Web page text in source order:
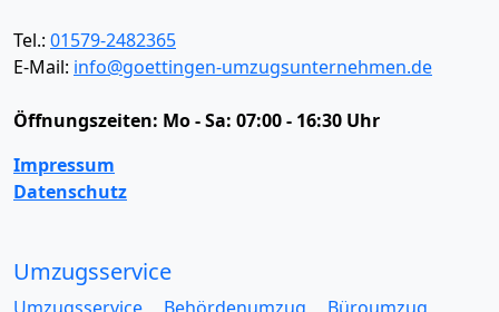
Tel.: 01579-2482365
E-Mail: info@goettingen-umzugsunternehmen.de
Öffnungszeiten: Mo - Sa: 07:00 - 16:30 Uhr
Impressum
Datenschutz
Umzugsservice
Umzugsservice Behördenumzug
Büroumzug